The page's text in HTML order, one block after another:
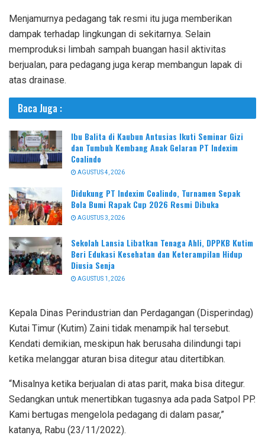
Menjamurnya pedagang tak resmi itu juga memberikan
dampak terhadap lingkungan di sekitarnya. Selain
memproduksi limbah sampah buangan hasil aktivitas
berjualan, para pedagang juga kerap membangun lapak di
atas drainase.
Baca Juga :
Ibu Balita di Kaubun Antusias Ikuti Seminar Gizi
dan Tumbuh Kembang Anak Gelaran PT Indexim
Coalindo
AGUSTUS 4, 2026
Didukung PT Indexim Coalindo, Turnamen Sepak
Bola Bumi Rapak Cup 2026 Resmi Dibuka
AGUSTUS 3, 2026
Sekolah Lansia Libatkan Tenaga Ahli, DPPKB Kutim
Beri Edukasi Kesehatan dan Keterampilan Hidup
Diusia Senja
AGUSTUS 1, 2026
Kepala Dinas Perindustrian dan Perdagangan (Disperindag)
Kutai Timur (Kutim) Zaini tidak menampik hal tersebut.
Kendati demikian, meskipun hak berusaha dilindungi tapi
ketika melanggar aturan bisa ditegur atau ditertibkan.
“Misalnya ketika berjualan di atas parit, maka bisa ditegur.
Sedangkan untuk menertibkan tugasnya ada pada Satpol PP.
Kami bertugas mengelola pedagang di dalam pasar,”
katanya, Rabu (23/11/2022).